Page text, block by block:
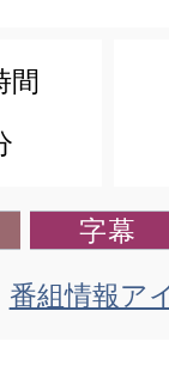
間
字幕
番組情報ア